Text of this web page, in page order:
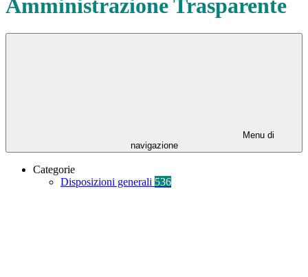
Amministrazione Trasparente
Menu di
navigazione
Categorie
Disposizioni generali 536